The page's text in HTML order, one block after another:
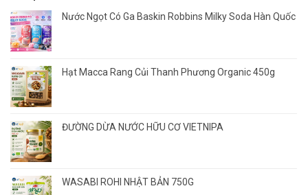
Nước Ngọt Có Ga Baskin Robbins Milky Soda Hàn Quốc
Hạt Macca Rang Củi Thanh Phương Organic 450g
ĐƯỜNG DỪA NƯỚC HỮU CƠ VIETNIPA
WASABI ROHI NHẬT BẢN 750G